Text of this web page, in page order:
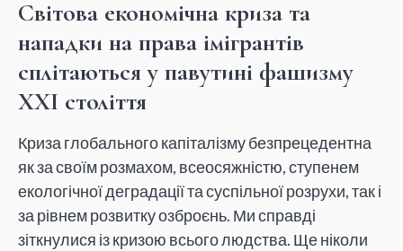
Світова економічна криза та
нападки на права імігрантів
сплітаються у павутині фашизму
ХХІ століття
Криза глобального капіталізму безпрецедентна
як за своїм розмахом, всеосяжністю, ступенем
екологічної деградації та суспільної розрухи, так і
за рівнем розвитку озброєнь. Ми справді
зіткнулися із кризою всього людства. Ще ніколи